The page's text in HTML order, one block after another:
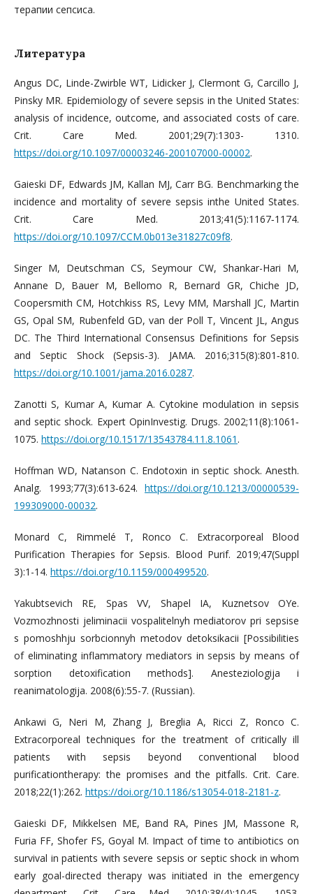
терапии сепсиса.
Литература
Angus DC, Linde-Zwirble WT, Lidicker J, Clermont G, Carcillo J,
Pinsky MR. Epidemiology of severe sepsis in the United States:
analysis of incidence, outcome, and associated costs of care.
Crit. Care Med. 2001;29(7):1303- 1310.
https://doi.org/10.1097/00003246-200107000-00002.
Gaieski DF, Edwards JM, Kallan MJ, Carr BG. Benchmarking the
incidence and mortality of severe sepsis inthe United States.
Crit. Care Med. 2013;41(5):1167‐1174.
https://doi.org/10.1097/CCM.0b013e31827c09f8.
Singer M, Deutschman CS, Seymour CW, Shankar-Hari M,
Annane D, Bauer M, Bellomo R, Bernard GR, Chiche JD,
Coopersmith CM, Hotchkiss RS, Levy MM, Marshall JC, Martin
GS, Opal SM, Rubenfeld GD, van der Poll T, Vincent JL, Angus
DC. The Third International Consensus Definitions for Sepsis
and Septic Shock (Sepsis-3). JAMA. 2016;315(8):801‐810.
https://doi.org/10.1001/jama.2016.0287.
Zanotti S, Kumar A, Kumar A. Cytokine modulation in sepsis
and septic shock. Expert OpinInvestig. Drugs. 2002;11(8):1061‐
1075. https://doi.org/10.1517/13543784.11.8.1061 .
Hoffman WD, Natanson C. Endotoxin in septic shock. Anesth.
Analg. 1993;77(3):613‐624. https://doi.org/10.1213/00000539-
199309000-00032.
Monard C, Rimmelé T, Ronco C. Extracorporeal Blood
Purification Therapies for Sepsis. Blood Purif. 2019;47(Suppl
3):1-14. https://doi.org/10.1159/000499520.
Yakubtsevich RE, Spas VV, Shapel IA, Kuznetsov OYe.
Vozmozhnosti jeliminacii vospalitelnyh mediatorov pri sepsise
s pomoshhju sorbcionnyh metodov detoksikacii [Possibilities
of eliminating inflammatory mediators in sepsis by means of
sorption detoxification methods]. Anesteziologija i
reanimatologija. 2008(6):55-7. (Russian).
Ankawi G, Neri M, Zhang J, Breglia A, Ricci Z, Ronco C.
Extracorporeal techniques for the treatment of critically ill
patients with sepsis beyond conventional blood
purificationtherapy: the promises and the pitfalls. Crit. Care.
2018;22(1):262. https://doi.org/10.1186/s13054-018-2181-z.
Gaieski DF, Mikkelsen ME, Band RA, Pines JM, Massone R,
Furia FF, Shofer FS, Goyal M. Impact of time to antibiotics on
survival in patients with severe sepsis or septic shock in whom
early goal-directed therapy was initiated in the emergency